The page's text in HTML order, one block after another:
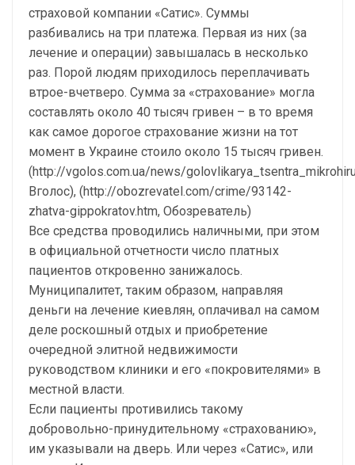
страховой компании «Сатис». Суммы
разбивались на три платежа. Первая из них (за
лечение и операции) завышалась в несколько
раз. Порой людям приходилось переплачивать
втрое-вчетверо. Сумма за «страхование» могла
составлять около 40 тысяч гривен – в то время
как самое дорогое страхование жизни на тот
момент в Украине стоило около 15 тысяч гривен.
(http://vgolos.com.ua/news/
Вголос), (http://obozrevatel.com/crime/93142-
zhatva-gippokratov.htm, Обозреватель)
Все средства проводились наличными, при этом
в официальной отчетности число платных
пациентов откровенно занижалось.
Муниципалитет, таким образом, направляя
деньги на лечение киевлян, оплачивал на самом
деле роскошный отдых и приобретение
очередной элитной недвижимости
руководством клиники и его «покровителями» в
местной власти.
Если пациенты противились такому
добровольно-принудительному «страхованию»,
им указывали на дверь. Или через «Сатис», или